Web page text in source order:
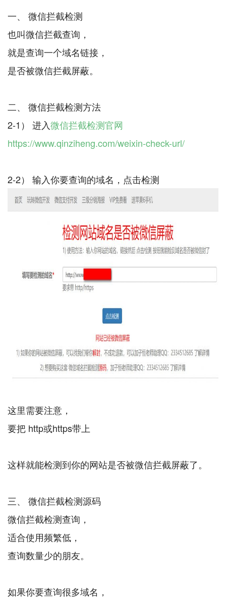
一、 微信拦截检测
也叫微信拦截查询，
就是查询一个域名链接，
是否被微信拦截屏蔽。
二、 微信拦截检测方法
2-1） 进入微信拦截检测官网
https://www.qinziheng.com/weixin-check-url/
这里需要注意，
要把 http或https带上
这样就能检测到你的网站是否被微信拦截屏蔽了。
三、 微信拦截检测源码
微信拦截检测查询，
适合使用频繁低，
查询数量少的朋友。
如果你要查询很多域名，